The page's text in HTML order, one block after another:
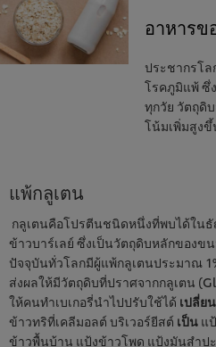
อาหารข
ประชากรโ
โรคภูมิแพ้ ซึ่
ทุกวัย วัตถุดิ
โน้มเพิ่มสูง
แพ้กลูเตน
กลูเตนคือโปรตีนชนิดหนึ่งที่พบได้ใน
ข้าวบาร์เลย์ ซึ่งเป็นวัตถุดิบหลักของข
ปัจจุบันทั่วโลกมีผู้แพ้กลูเตนประมาณ
ส่งผลให้มีวัตถุดิบที่ปราศจากกลูเตน
ให้คนทําเบเกอรี่นําไปปรับใช้ได้ เปลี่ยน
ข้าวทริที่เคลีมอลต์ บริเวอร์ยีสต์ เป็น แ
ข้าวพื้นบ้าน แป้งข้าวโพด แป้งมันสําป